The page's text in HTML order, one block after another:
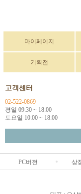
마이페이지
기획전
고객센터
02-522-0869
평일 09:30 ~ 18:00
토요일 10:00 ~ 18:00
PC버전 상